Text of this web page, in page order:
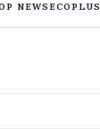
NEWS ECOPLUS